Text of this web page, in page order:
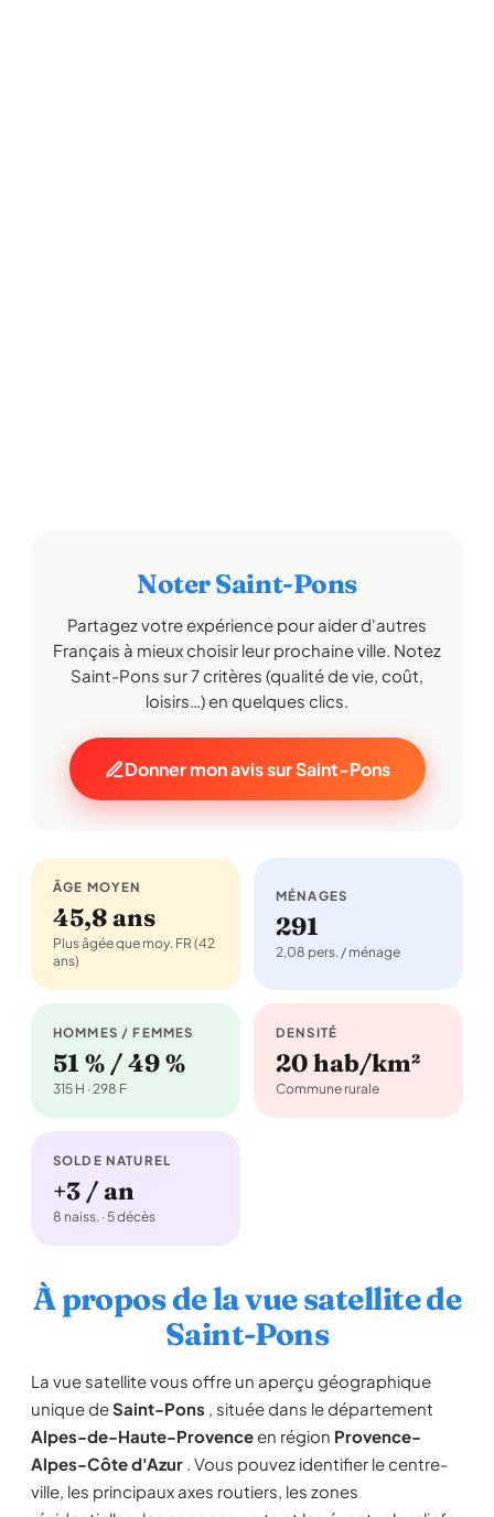
Noter Saint-Pons
Partagez votre expérience pour aider d'autres
Français à mieux choisir leur prochaine ville. Notez
Saint-Pons sur 7 critères (qualité de vie, coût,
loisirs…) en quelques clics.
Donner mon avis sur Saint-Pons
ÂGE MOYEN
45,8 ans
Plus âgée que moy. FR (42
ans)
MÉNAGES
291
2,08 pers. / ménage
HOMMES / FEMMES
51 % / 49 %
315 H · 298 F
DENSITÉ
20 hab/km²
Commune rurale
SOLDE NATUREL
+3 / an
8 naiss. · 5 décès
À propos de la vue satellite de
Saint-Pons
La vue satellite vous offre un aperçu géographique
unique deSaint-Pons , située dans le département
Alpes-de-Haute-Provenceen région Provence-
Alpes-Côte d'Azur . Vous pouvez identifier le centre-
ville, les principaux axes routiers, les zones